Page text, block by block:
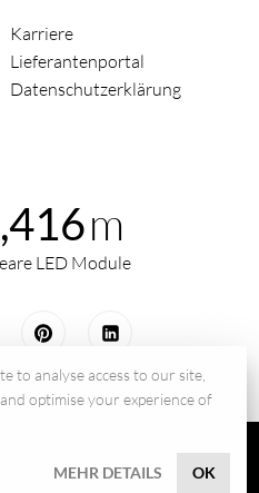
Karriere
Lieferantenportal
Datenschutzerklärung
m
LED Module
Technology GmbH
to analyse access to our site,
optimise your experience of
MEHR DETAILS OK